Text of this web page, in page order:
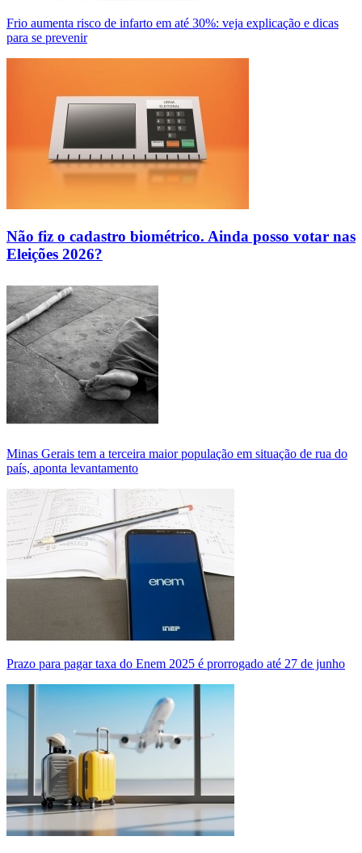
Frio aumenta risco de infarto em até 30%: veja explicação e dicas
para se prevenir
Não fiz o cadastro biométrico. Ainda posso votar nas
Eleições 2026?
Minas Gerais tem a terceira maior população em situação de rua do
país, aponta levantamento
Prazo para pagar taxa do Enem 2025 é prorrogado até 27 de junho